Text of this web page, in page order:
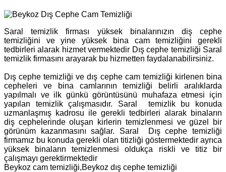
Saral temizlik firması yüksek binalarınızın diş cephe
temizliğini ve yine yüksek bina cam temizliğini gerekli
tedbirleri alarak hizmet vermektedir Dış cephe temizliği Saral
temizlik firmasını arayarak bu hizmetten faydalanabilirsiniz.
Dış cephe temizliği ve dış cephe cam temizliği kirlenen bina
cepheleri ve bina camlarının temizliği belirli aralıklarda
yapılmalı ve ilk günkü görüntüsünü muhafaza etmesi için
yapılan temizlik çalışmasıdır. Saral temizlik bu konuda
uzmanlaşmış kadrosu ile gerekli tedbirleri alarak binaların
diş cephelerinde oluşan kirlerin temizlenmesi ve güzel bir
görünüm kazanmasını sağlar. Saral Dış cephe temizliği
firmamız bu konuda gerekli olan titizliği göstermektedir ayrıca
yüksek binaların temizlenmesi oldukça riskli ve titiz bir
çalışmayı gerektirmektedir
Beykoz cam temizliği,Beykoz dış cephe temizliği